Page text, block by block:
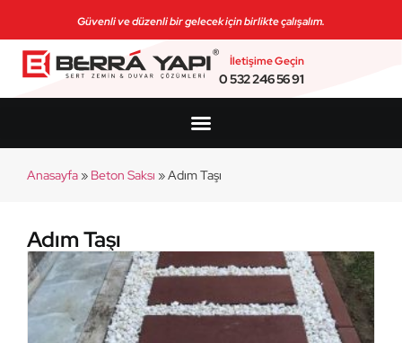
Güvenli ve düzenli bir gelecek için birlikte çalışalım.
İletişime Geçin
0 532 246 56 91
Anasayfa » Beton Saksı »Adım Taşı
Adım Taşı